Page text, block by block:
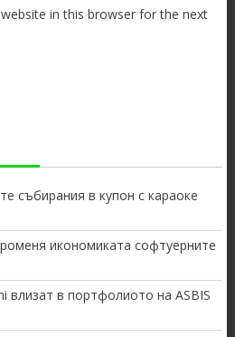
in this browser for the next
събирания в купон с караоке
икономиката софтуерните
влизат в портфолиото на ASBIS